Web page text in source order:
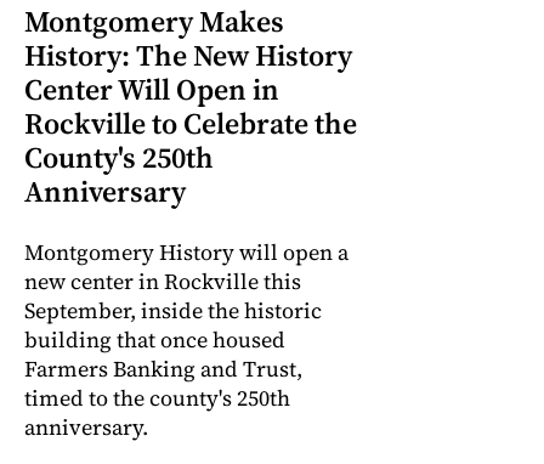
Montgomery Makes
History: The New History
Center Will Open in
Rockville to Celebrate the
County's 250th
Anniversary
Montgomery History will open a
new center in Rockville this
September, inside the historic
building that once housed
Farmers Banking and Trust,
timed to the county's 250th
anniversary.